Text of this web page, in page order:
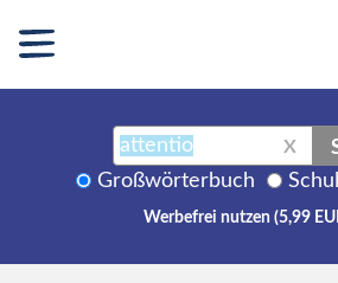
X
Großwörterbuch
Werbefrei nutzen (5,99